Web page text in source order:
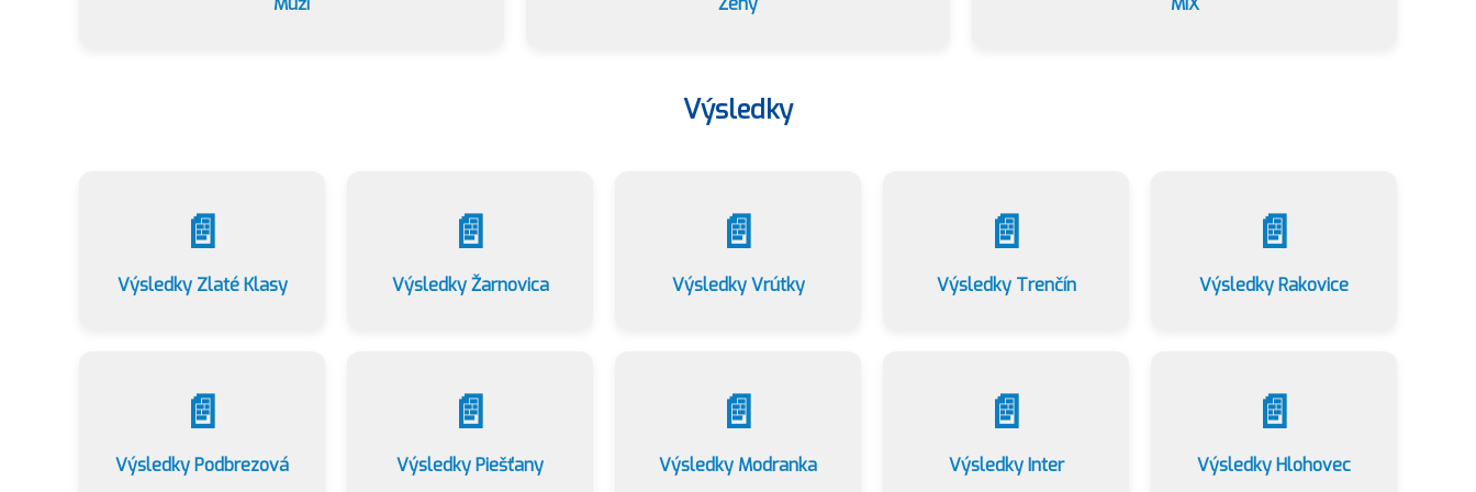
Výsledky
📄
Výsledky Zlaté Klasy
📄
Výsledky Žarnovica
📄
Výsledky Vrútky
📄
Výsledky Trenčín
📄
Výsledky Rakovice
📄
Výsledky Podbrezová
📄
Výsledky Piešťany
📄
Výsledky Modranka
📄
Výsledky Inter
📄
Výsledky Hlohovec